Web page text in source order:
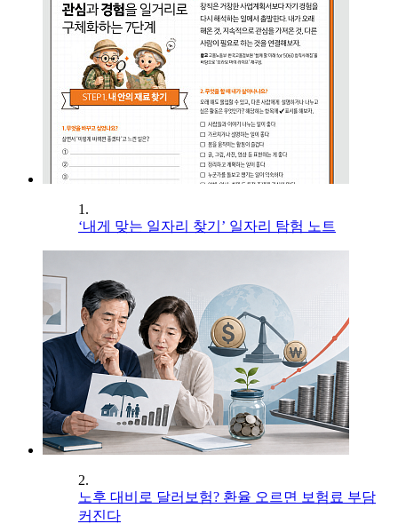
1.
‘내게 맞는 일자리 찾기’ 일자리 탐험 노트
2.
노후 대비로 달러보험? 환율 오르면 보험료 부담
커진다